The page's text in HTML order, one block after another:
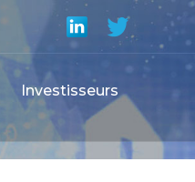
Investisseurs